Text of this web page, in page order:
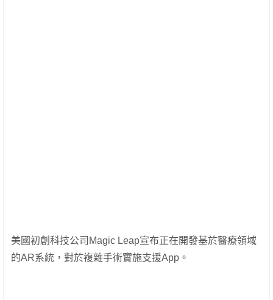
美國初創科技公司Magic Leap宣布正在開發基於醫療領域
的AR系統，對於複雜手術實施支援App。